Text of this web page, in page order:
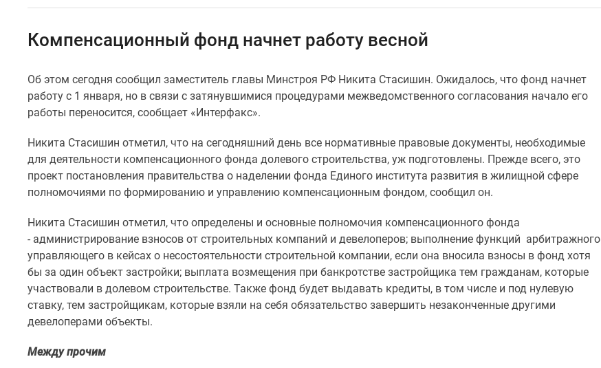
помещения
застройщики
Панорамы
новостроек
новостроек
новостроек
Экология
Москвы
Подмосковья
комнатные
комнатные
Квартиры
Компенсационный фонд начнет работу весной
Об этом сегодня сообщил заместитель главы Минстроя РФ Никита Стасишин. Ожидалось, что фонд начнет
работу с 1 января, но в связи с затянувшимися процедурами межведомственного согласования начало его
работы переносится, сообщает «Интерфакс».
Никита Стасишин отметил, что на сегодняшний день все нормативные правовые документы, необходимые
для деятельности компенсационного фонда долевого строительства, уж подготовлены. Прежде всего, это
проект постановления правительства о наделении фонда Единого института развития в жилищной сфере
полномочиями по формированию и управлению компенсационным фондом, сообщил он.
Никита Стасишин отметил, что определены и основные полномочия компенсационного фонда
- администрирование взносов от строительных компаний и девелоперов; выполнение функций арбитражного
управляющего в кейсах о несостоятельности строительной компании, если она вносила взносы в фонд хотя
бы за один объект застройки; выплата возмещения при банкротстве застройщика тем гражданам, которые
участвовали в долевом строительстве. Также фонд будет выдавать кредиты, в том числе и под нулевую
ставку, тем застройщикам, которые взяли на себя обязательство завершить незаконченные другими
девелоперами объекты.
Между прочим